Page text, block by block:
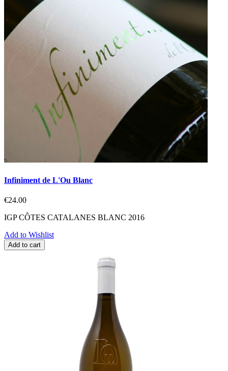
Infiniment de L'Ou Blanc
€24.00
IGP CÔTES CATALANES BLANC 2016
Add to Wishlist
Add to cart